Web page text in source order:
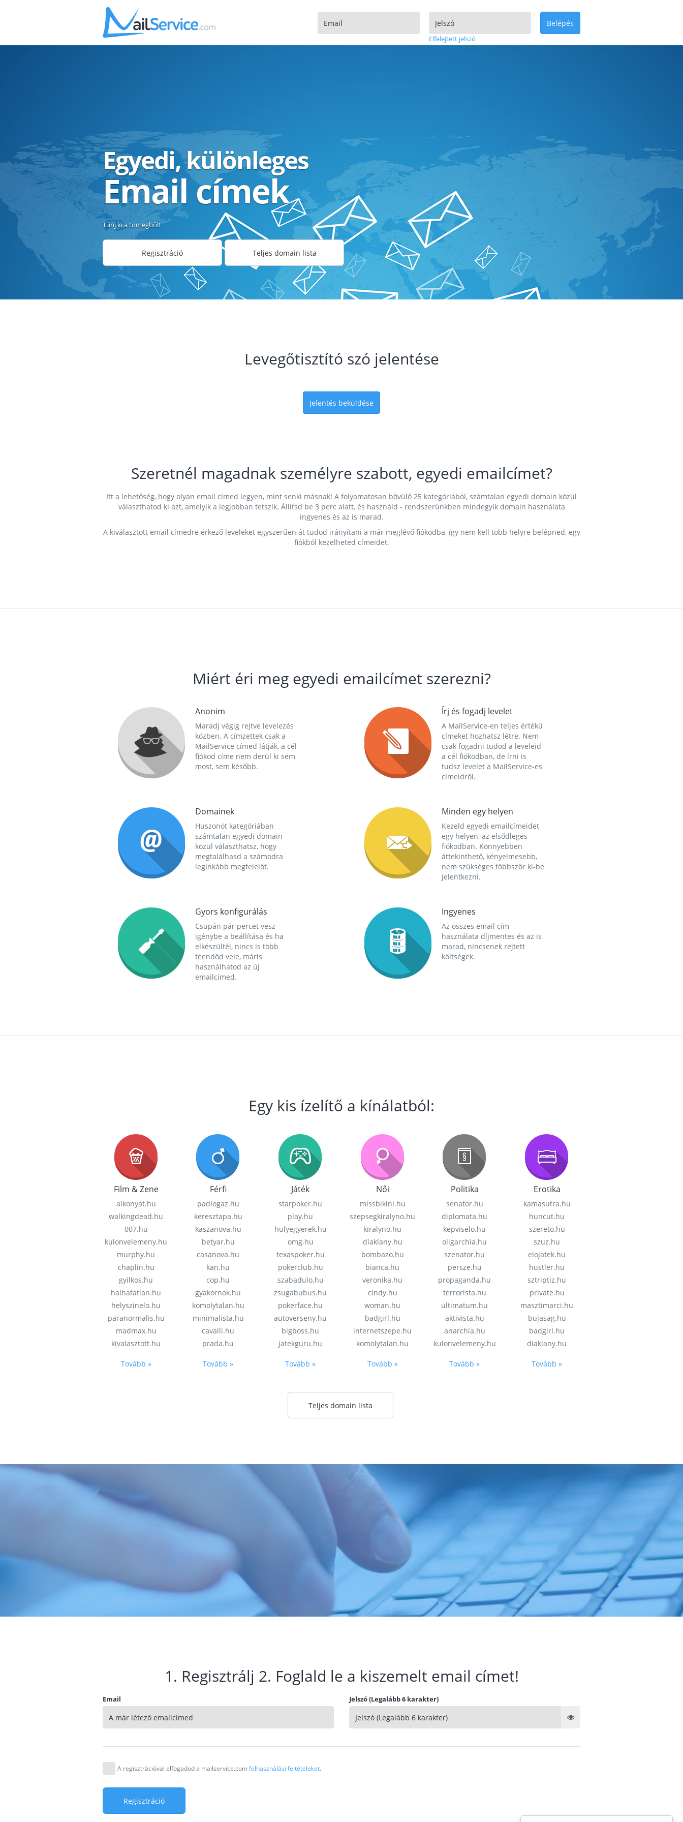
Elfelejtett jelszó
Belépés
Egyedi, különleges
Email címek
Tűnj ki a tömegből!
Regisztráció Teljes domain lista
Levegőtisztító szó jelentése
Jelentés beküldése
Szeretnél magadnak személyre szabott, egyedi emailcímet?
Itt a lehetőség, hogy olyan email címed legyen, mint senki másnak! A folyamatosan bővülő 25 kategóriából, számtalan egyedi domain közül
választhatod ki azt, amelyik a legjobban tetszik. Állítsd be 3 perc alatt, és használd - rendszerünkben mindegyik domain használata
ingyenes és az is marad.
A kiválasztott email címedre érkező leveleket egyszerűen át tudod irányítani a már meglévő fiókodba, így nem kell több helyre belépned, egy
fiókból kezelheted címeidet.
Miért éri meg egyedi emailcímet szerezni?
Anonim
Maradj végig rejtve levelezés
közben. A címzettek csak a
MailService címed látják, a cél
fiókod címe nem derül ki sem
most, sem később.
Írj és fogadj levelet
A MailService-en teljes értékű
címeket hozhatsz létre. Nem
csak fogadni tudod a leveleid
a cél fiókodban, de írni is
tudsz levelet a MailService-es
címeidről.
Domainek
Huszonöt kategóriában
számtalan egyedi domain
közül választhatsz, hogy
megtalálhasd a számodra
leginkább megfelelőt.
Minden egy helyen
Kezeld egyedi emailcímeidet
egy helyen, az elsődleges
fiókodban. Könnyebben
áttekinthető, kényelmesebb,
nem szükséges többször ki-be
jelentkezni.
Gyors konfigurálás
Csupán pár percet vesz
igénybe a beállítása és ha
elkészültél, nincs is több
teendőd vele, máris
használhatod az új
emailcímed.
Ingyenes
Az összes email cím
használata díjmentes és az is
marad, nincsenek rejtett
költségek.
Egy kis ízelítő a kínálatból:
Film & Zene
alkonyat.hu
walkingdead.hu
007.hu
kulonvelemeny.hu
murphy.hu
chaplin.hu
gyilkos.hu
halhatatlan.hu
helyszinelo.hu
paranormalis.hu
madmax.hu
kivalasztott.hu
Tovább »
Férfi
padlogaz.hu
keresztapa.hu
kaszanova.hu
betyar.hu
casanova.hu
kan.hu
cop.hu
gyakornok.hu
komolytalan.hu
minimalista.hu
cavalli.hu
prada.hu
Tovább »
Játék
starpoker.hu
play.hu
hulyegyerek.hu
omg.hu
texaspoker.hu
pokerclub.hu
szabadulo.hu
zsugabubus.hu
pokerface.hu
autoverseny.hu
bigboss.hu
jatekguru.hu
Tovább »
Női
missbikini.hu
szepsegkiralyno.hu
kiralyno.hu
diaklany.hu
bombazo.hu
bianca.hu
veronika.hu
cindy.hu
woman.hu
badgirl.hu
internetszepe.hu
komolytalan.hu
Tovább »
Politika
senator.hu
diplomata.hu
kepviselo.hu
oligarchia.hu
szenator.hu
persze.hu
propaganda.hu
terrorista.hu
ultimatum.hu
aktivista.hu
anarchia.hu
kulonvelemeny.hu
Tovább »
Erotika
kamasutra.hu
huncut.hu
szereto.hu
szuz.hu
elojatek.hu
hustler.hu
sztriptiz.hu
private.hu
masztimarci.hu
bujasag.hu
badgirl.hu
diaklany.hu
Tovább »
Teljes domain lista
1. Regisztrálj 2. Foglald le a kiszemelt email címet!
Email Jelszó (Legalább 6 karakter)
A regisztrációval elfogadod a mailservice.comfelhasználási feltételeket.
Regisztráció